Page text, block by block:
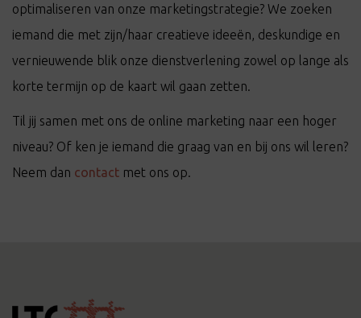
optimaliseren van onze marketingstrategie? We zoeken
iemand die met zijn/haar creatieve ideeën, deskundige en
vernieuwende blik onze dienstverlening zowel op lange als
korte termijn op de kaart wil gaan zetten.
Til jij samen met ons de online marketing naar een hoger
niveau? Of ken je iemand die graag van en bij ons wil leren?
Neem dan contact met ons op.